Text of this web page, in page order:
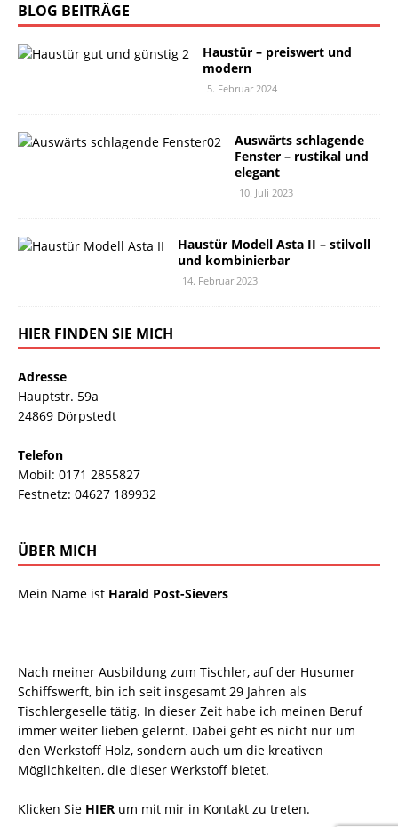
BLOG BEITRÄGE
Haustür – preiswert und
modern
5. Februar 2024
Auswärts schlagende
Fenster – rustikal und
elegant
10. Juli 2023
Haustür Modell Asta II – stilvoll
und kombinierbar
14. Februar 2023
HIER FINDEN SIE MICH
Adresse
Hauptstr. 59a
24869 Dörpstedt
Telefon
Mobil: 0171 2855827
Festnetz: 04627 189932
ÜBER MICH
Mein Name ist Harald Post-Sievers
Nach meiner Ausbildung zum Tischler, auf der Husumer
Schiffswerft, bin ich seit insgesamt 29 Jahren als
Tischlergeselle tätig. In dieser Zeit habe ich meinen Beruf
immer weiter lieben gelernt. Dabei geht es nicht nur um
den Werkstoff Holz, sondern auch um die kreativen
Möglichkeiten, die dieser Werkstoff bietet.
Klicken Sie HIER um mit mir in Kontakt zu treten.